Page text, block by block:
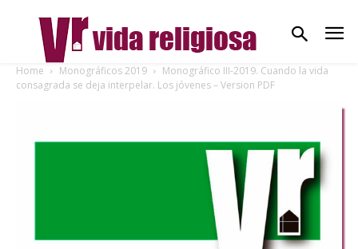
Home Monográficos 2019
Monográfico III-2019. Cuando la vida
consagrada se deja interpelar. Los jóvenes – Version PDF